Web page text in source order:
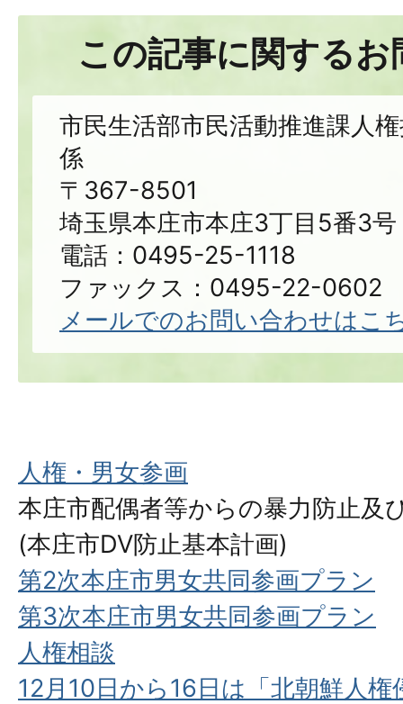
この記事に関する
市民生活部市民活動推進課人
係
〒367-8501
埼玉県本庄市本庄3丁目5番3号
電話：0495-25-1118
ファックス：0495-22-0602
メールでのお問い合わせはこ
人権・男女参画
本庄市配偶者等からの暴力防止及
(本庄市DV防止基本計画)
第2次本庄市男女共同参画プラン
第3次本庄市男女共同参画プラン
人権相談
12月10日から16日は「北朝鮮人権